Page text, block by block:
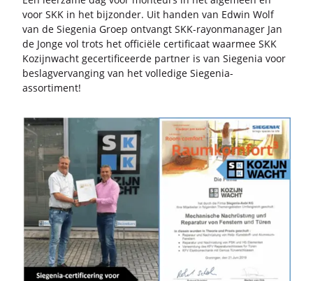
voor SKK in het bij­zon­der. Uit han­den van Edwin Wolf
van de Sie­ge­nia Groep ont­vangt SKK-​rayonmanager Jan
de Jonge vol trots het of­fi­ci­ë­le cer­ti­fi­caat waar­mee SKK
Ko­zijn­wacht ge­cer­ti­fi­ceer­de part­ner is van Sie­ge­nia voor
be­slag­ver­van­ging van het vol­le­di­ge Siegenia-​
assortiment!